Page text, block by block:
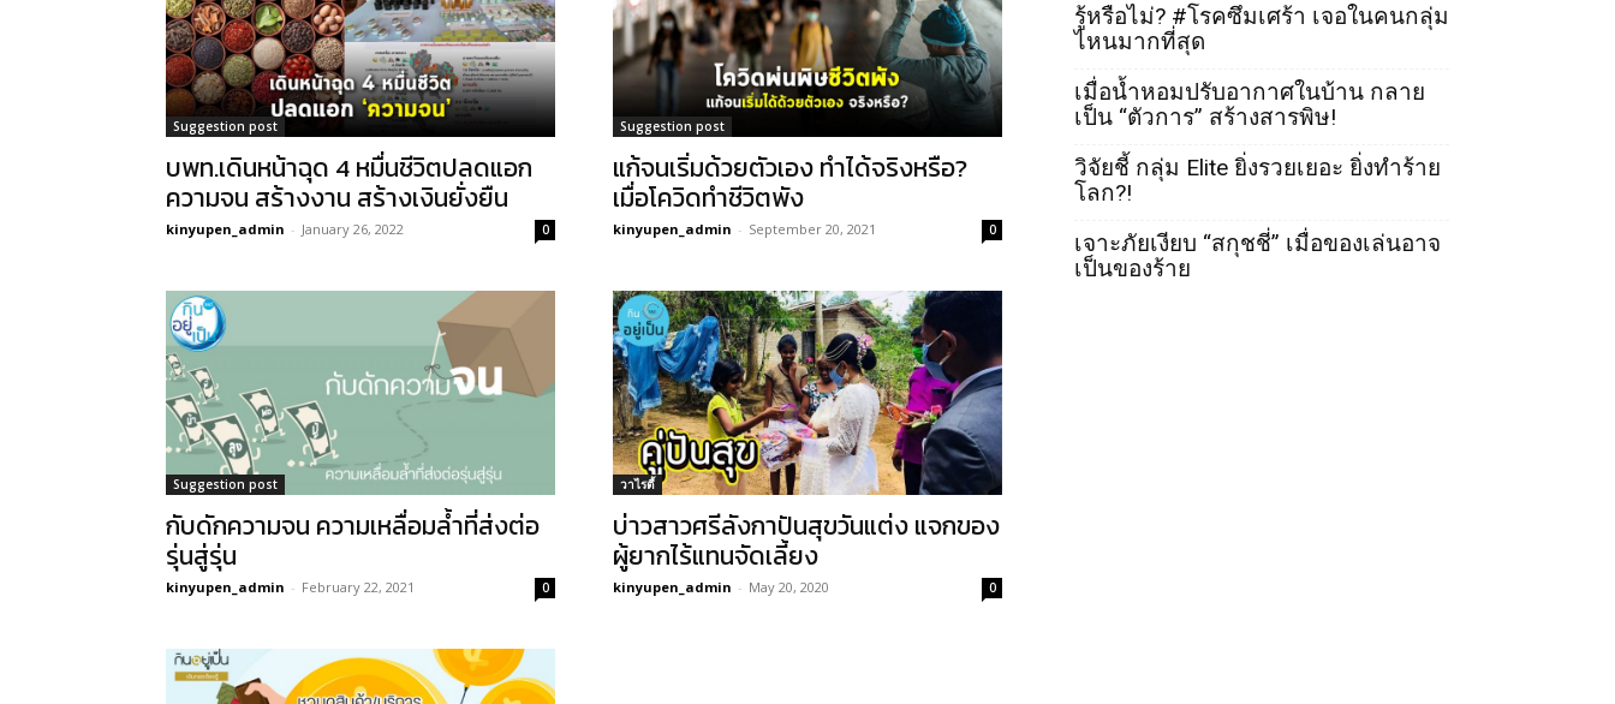
Suggestion post
บพท.เดินหน้าฉุด 4 หมื่นชีวิตปลดแอก
ความจน สร้างงาน สร้างเงินยั่งยืน
kinyupen_admin - January 26, 2022 0
Suggestion post
แก้จนเริ่มด้วยตัวเอง ทำได้จริงหรือ?
เมื่อโควิดทำชีวิตพัง
kinyupen_admin - September 20, 2021 0
Suggestion post
กับดักความจน ความเหลื่อมล้ำที่ส่งต่อ
รุ่นสู่รุ่น
kinyupen_admin - February 22, 2021 0
วาไรตี้
บ่าวสาวศรีลังกาปันสุขวันแต่ง แจกของ
ผู้ยากไร้แทนจัดเลี้ยง
kinyupen_admin - May 20, 2020 0
รู้หรือไม่? #โรคซึมเศร้า เจอในคนกลุ่ม
ไหนมากที่สุด
เมื่อน้ำหอมปรับอากาศในบ้าน กลาย
เป็น “ตัวการ” สร้างสารพิษ!
วิจัยชี้ กลุ่ม Elite ยิ่งรวยเยอะ ยิ่งทำร้าย
โลก?!
เจาะภัยเงียบ “สกุชชี่” เมื่อของเล่นอาจ
เป็นของร้าย